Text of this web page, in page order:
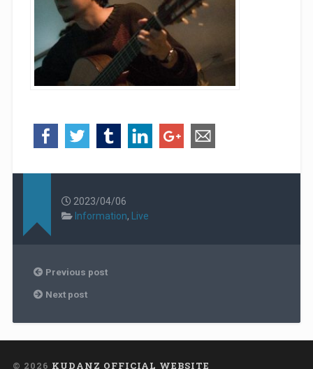
2023/04/06
Information, Live
Previous post
Next post
© 2026 KUDANZ OFFICIAL WEBSITE